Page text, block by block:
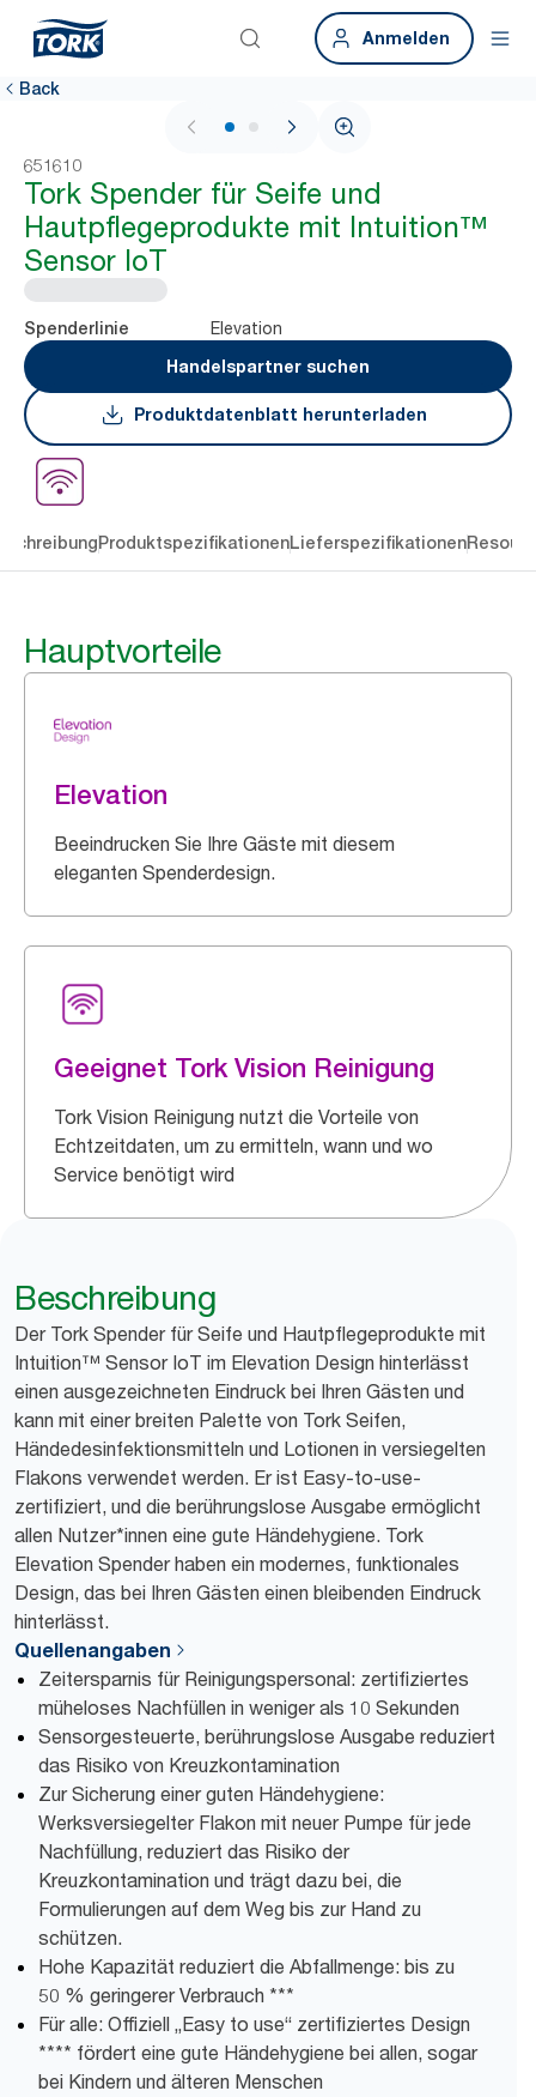
Anmelden
Back
1 / 2
651610
Tork Spender für Seife und
Hautpflegeprodukte mit Intuition™
Sensor IoT
Spenderlinie
Elevation
Handelspartner suchen
Produktdatenblatt herunterladen
ProduktspezifikationenLieferspezifikationen
Hauptvorteile
Elevation
Beeindrucken Sie Ihre Gäste mit diesem
eleganten Spenderdesign.
Geeignet Tork Vision Reinigung
Tork Vision Reinigung nutzt die Vorteile von
Echtzeitdaten, um zu ermitteln, wann und wo
Service benötigt wird
Beschreibung
Der Tork Spender für Seife und Hautpflegeprodukte mit
Intuition™ Sensor IoT im Elevation Design hinterlässt
einen ausgezeichneten Eindruck bei Ihren Gästen und
kann mit einer breiten Palette von Tork Seifen,
Händedesinfektionsmitteln und Lotionen in versiegelten
Flakons verwendet werden. Er ist Easy-to-use-
zertifiziert, und die berührungslose Ausgabe ermöglicht
allen Nutzer*innen eine gute Händehygiene. Tork
Elevation Spender haben ein modernes, funktionales
Design, das bei Ihren Gästen einen bleibenden Eindruck
hinterlässt.
Quellenangaben
Zeitersparnis für Reinigungspersonal: zertifiziertes
müheloses Nachfüllen in weniger als 10 Sekunden
Sensorgesteuerte, berührungslose Ausgabe reduziert
das Risiko von Kreuzkontamination
Zur Sicherung einer guten Händehygiene:
Werksversiegelter Flakon mit neuer Pumpe für jede
Nachfüllung, reduziert das Risiko der
Kreuzkontamination und trägt dazu bei, die
Formulierungen auf dem Weg bis zur Hand zu
schützen.
Hohe Kapazität reduziert die Abfallmenge: bis zu
50 % geringerer Verbrauch ***
Für alle: Offiziell „Easy to use“ zertifiziertes Design
**** fördert eine gute Händehygiene bei allen, sogar
bei Kindern und älteren Menschen